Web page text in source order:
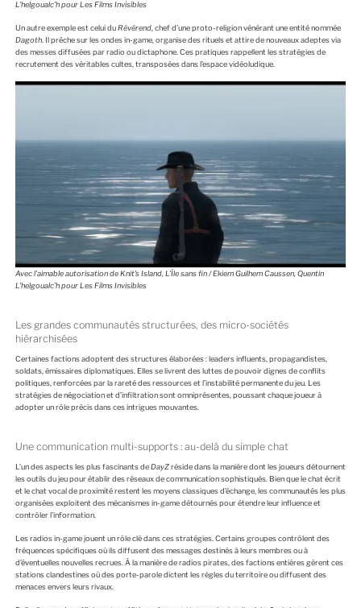
L’helgoualc’h pour Les Films Invisibles
Un autre exemple est celui duRévérend, chef d’une proto-religion vénérant une entité nommée
Dagoth. Il prêche sur les ondes in-game, organise des rituels et attire de nouveaux adeptes via
des messes diffusées par radio ou dictaphone. Ces pratiques rappellent les stratégies de
recrutement des véritables cultes, transposées dans l’espace vidéoludique.
Avec l’aimable autorisation de Knit’s Island, L’Île sans fin / Ekiem Guilhem Caussen, Quentin
L’helgoualc’h pour Les Films Invisibles
Les grandes communautés structurées, des micro-sociétés
hiérarchisées
Certaines factions adoptent des structures élaborées : leaders influents, propagandistes,
soldats, émissaires diplomatiques. Elles se livrent des luttes de pouvoir dignes de conflits
politiques, renforcées par la rareté des ressources et l’instabilité permanente du jeu. Les
stratégies de négociation et d’infiltration sont omniprésentes, poussant chaque joueur à
adopter un rôle précis dans ces intrigues mouvantes.
Une communication multi-supports : au-delà du simple chat
L’un des aspects les plus fascinants deDayZréside dans la manière dont les joueurs détournent
les outils du jeu pour établir des réseaux de communication sophistiqués. Bien que le chat écrit
et le chat vocal de proximité restent les moyens classiques d’échange, les communautés les plus
organisées exploitent des mécanismes in-game détournés pour étendre leur influence et
contrôler l’information.
Les radios in-game jouent un rôle clé dans ces stratégies. Certains groupes contrôlent des
fréquences spécifiques où ils diffusent des messages destinés à leurs membres ou à
d’éventuelles nouvelles recrues. À la manière de radios pirates, des factions entières gèrent ces
stations clandestines où des porte-parole dictent les règles du territoire ou diffusent des
menaces envers leurs rivaux.